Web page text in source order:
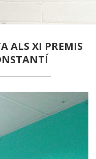
ALS XI PREMIS